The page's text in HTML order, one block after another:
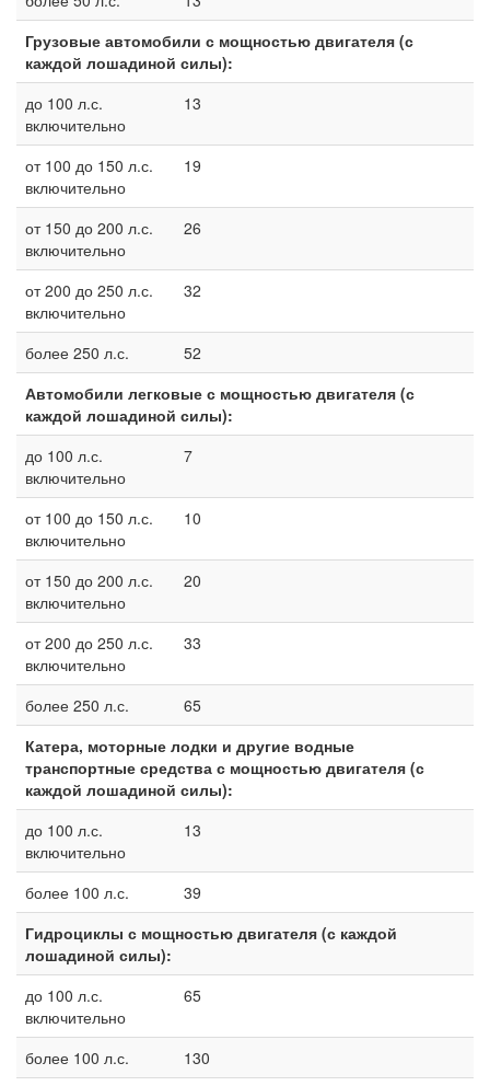
Грузовые автомобили с мощностью двигателя (с
каждой лошадиной силы):
до 100 л.с.
включительно
13
от 100 до 150 л.с.
включительно
19
от 150 до 200 л.с.
включительно
26
от 200 до 250 л.с.
включительно
32
более 250 л.с.
52
Автомобили легковые с мощностью двигателя (с
каждой лошадиной силы):
до 100 л.с.
включительно
7
от 100 до 150 л.с.
включительно
10
от 150 до 200 л.с.
включительно
20
от 200 до 250 л.с.
включительно
33
более 250 л.с.
65
Катера, моторные лодки и другие водные
транспортные средства с мощностью двигателя (с
каждой лошадиной силы):
до 100 л.с.
включительно
13
более 100 л.с.
39
Гидроциклы с мощностью двигателя (с каждой
лошадиной силы):
до 100 л.с.
включительно
65
более 100 л.с.
130